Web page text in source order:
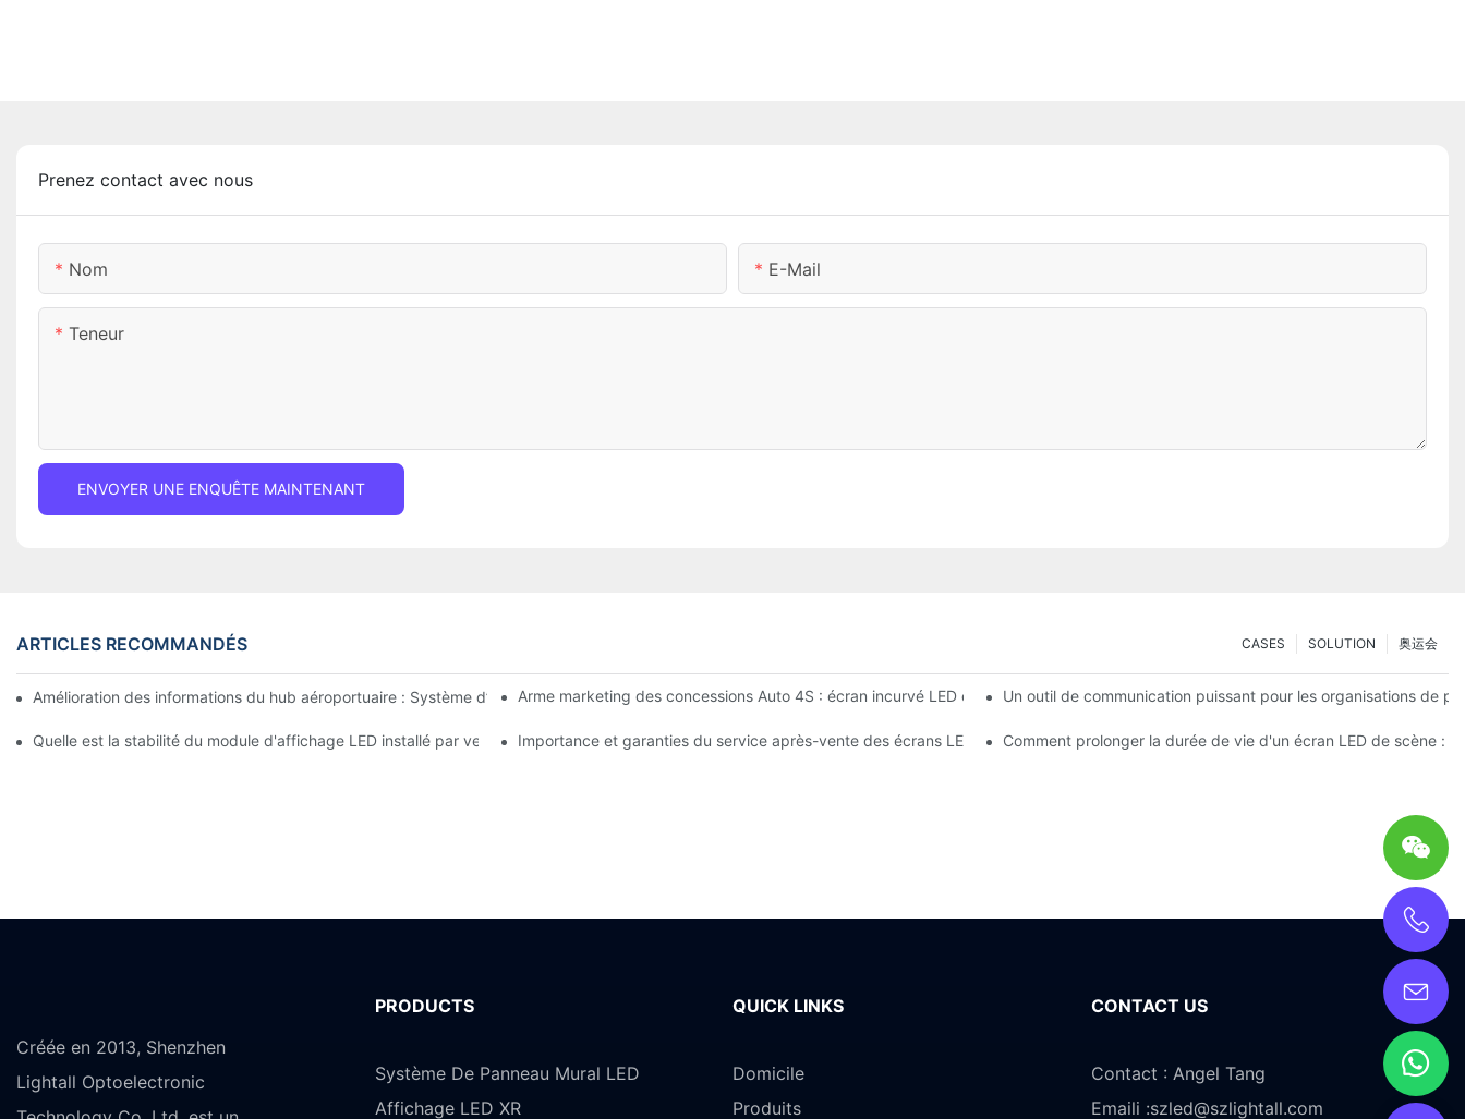
Prenez contact avec nous
Nom E-Mail
Teneur
ENVOYER UNE ENQUÊTE MAINTENANT
ARTICLES RECOMMANDÉS 奥运会
SOLUTION
CASES
Amélioration des informations du hub aéroportuaire : Système d’alerte dynamique de vol pour écran LED intérieur haute luminosité
Arme marketing des concessions Auto 4S : écran incurvé LED et expérience d’essai immersive en réalité augmentée
Un outil de communication puissant pour les organisations de
Quelle est la stabilité du module d'affichage LED installé par ventouse magnétique ?Importance et garanties du service après-vente des écrans LED de scèneComment prolonger la durée de vie d'un écran LED de scène :
Créée en 2013, Shenzhen
Lightall Optoelectronic
PRODUCTS
Système De Panneau Mural LED
Affichage LED XR
QUICK LINKS
Domicile
Produits
CONTACT US
Contact : Angel Tang
Emaili :szled@szlightall.com